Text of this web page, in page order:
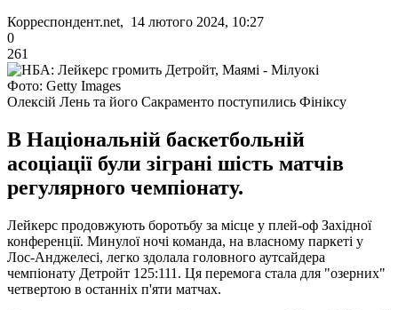
Корреспондент.net, 14 лютого 2024, 10:27
0
261
Фото: Getty Images
Олексій Лень та його Сакраменто поступились Фініксу
В Національній баскетбольній
асоціації були зіграні шість матчів
регулярного чемпіонату.
Лейкерс продовжують боротьбу за місце у плей-оф Західної
конференції. Минулої ночі команда, на власному паркеті у
Лос-Анджелесі, легко здолала головного аутсайдера
чемпіонату Детройт 125:111. Ця перемога стала для "озерних"
четвертою в останніх п'яти матчах.